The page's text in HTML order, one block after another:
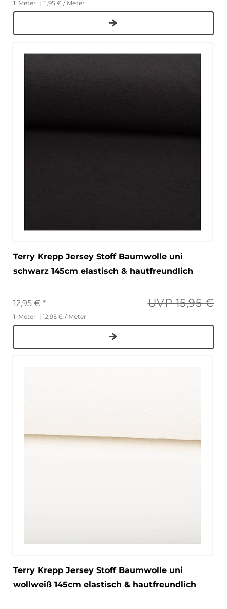
1 Meter | 11,95 € / Meter
Terry Krepp Jersey Stoff Baumwolle uni
schwarz 145cm elastisch & hautfreundlich
UVP 15,95 €
12,95 € *
1 Meter | 12,95 € / Meter
Terry Krepp Jersey Stoff Baumwolle uni
wollweiß 145cm elastisch & hautfreundlich